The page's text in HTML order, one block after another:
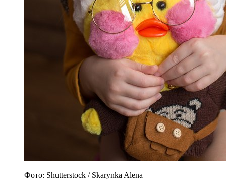
Фото: Shutterstock / Skarynka Alena